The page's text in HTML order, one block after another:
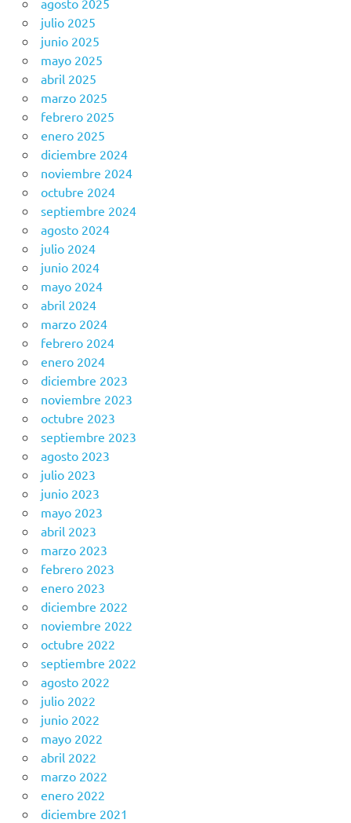
julio 2025
junio 2025
mayo 2025
abril 2025
marzo 2025
febrero 2025
enero 2025
diciembre 2024
noviembre 2024
octubre 2024
septiembre 2024
agosto 2024
julio 2024
junio 2024
mayo 2024
abril 2024
marzo 2024
febrero 2024
enero 2024
diciembre 2023
noviembre 2023
octubre 2023
septiembre 2023
agosto 2023
julio 2023
junio 2023
mayo 2023
abril 2023
marzo 2023
febrero 2023
enero 2023
diciembre 2022
noviembre 2022
octubre 2022
septiembre 2022
agosto 2022
julio 2022
junio 2022
mayo 2022
abril 2022
marzo 2022
enero 2022
diciembre 2021